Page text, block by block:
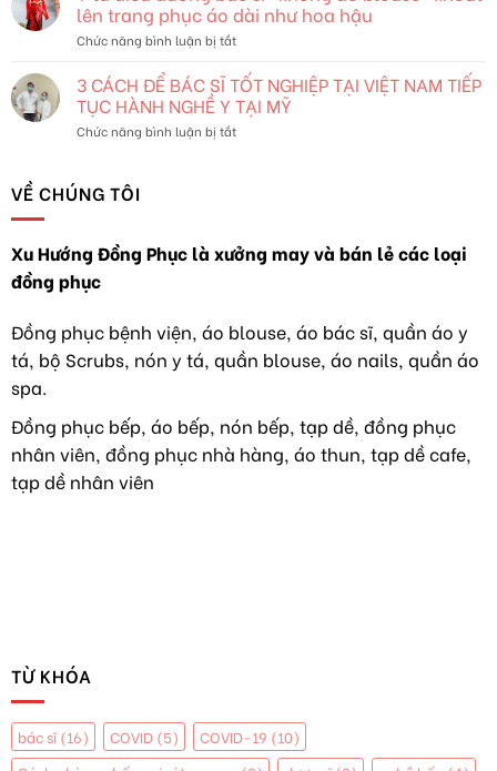
ước
thiết
kế
hướng
đồng
phục
tạp
dề
nhân
phục
vụ
cafe
pha
lên trang phục áo dài như hoa hậu
Chức năng bình luận bị tắtở
tá
điều
dưỡng
bác
lên
trang
như
hoa
3 CÁCH ĐỂ BÁC SĨ TỐT NGHIỆP TẠI VIỆT NAM TIẾP
TỤC HÀNH NGHỀ Y TẠI MỸ
Chức năng bình luận bị tắtở
TỐT
NGHIỆP
TIẾP
TỤC
TẠI
MỸ
VỀ CHÚNG TÔI
Xu Hướng Đồng Phục là xưởng may và bán lẻ các loại
đồng phục
Đồng phục bệnh viện, áo blouse, áo bác sĩ, quần áo y
tá, bộ Scrubs, nón y tá, quần blouse, áo nails, quần áo
spa.
Đồng phục bếp, áo bếp, nón bếp, tạp dề, đồng phục
nhân viên, đồng phục nhà hàng, áo thun, tạp dề cafe,
tạp dề nhân viên
TỪ KHÓA
bác sĩ(16) COVID (5) COVID-19 (10)